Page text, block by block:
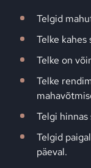
Telgid
Telke
Telke on
Telke
Telgi
Telgid
päeval.